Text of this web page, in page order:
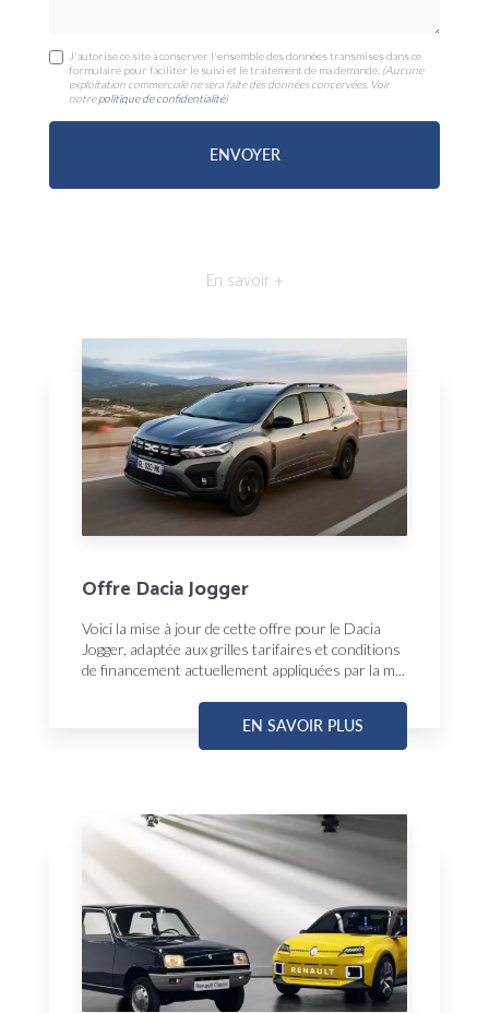
J'autorise ce site à conserver l'ensemble des données transmises dans ce
formulaire pour faciliter le suivi et le traitement de ma demande. (Aucune
exploitation commerciale ne sera faite des données concervées. Voir
notrepolitique de confidentialité)
En savoir +
Offre Dacia Jogger
Voici la mise à jour de cette offre pour le Dacia
Jogger, adaptée aux grilles tarifaires et conditions
de financement actuellement appliquées par la m...
EN SAVOIR PLUS